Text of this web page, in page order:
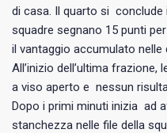
di casa. Il quarto si conclude
squadre segnano 15 punti
il vantaggio accumulato
All’inizio dell’ultima
a viso aperto e nessun
Dopo i primi minuti inizia ad
stanchezza nelle file della